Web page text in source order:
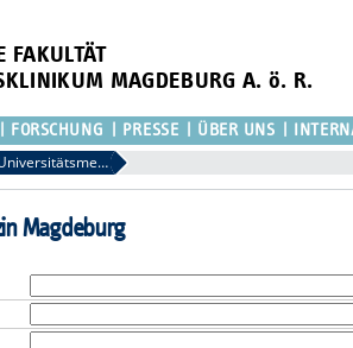
FAKULTÄT
MAGDEBURG A. ö. R.
FORSCHUNG PRESSE ÜBER UNS
Anmeldung Presseverteiler Universitätsmedizin Magdeburg
Magdeburg